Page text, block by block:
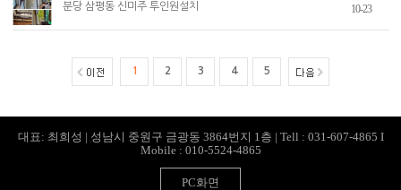
분당 삼평동 신미주 투인원설치 10-23
1 2 3 4 5
대표: 최희성 | 성남시 중원구 금광동 3864번지 1층 | Tell : 031-607-4865 I
Mobile : 010-5524-4865
PC화면